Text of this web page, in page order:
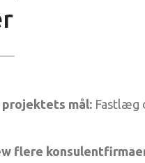
mål: Fastlæg
flere